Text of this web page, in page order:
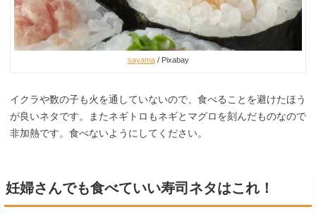
sayama/ Pixabay
イクラや数の子も火を通していないので、食べることを避けたほう
が良いネタです。またネギトロもネギとマグロを刻んだものなので
非加熱です。食べないようにしてください。
妊婦さんでも食べていい寿司ネタはこれ！